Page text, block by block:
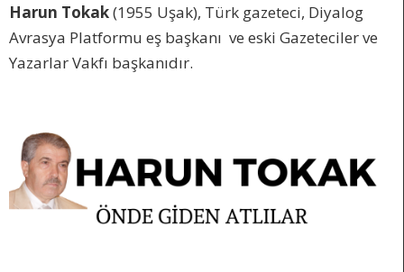
Harun Tokak(1955 Uşak), Türk gazeteci, Diyalog
Avrasya Platformu eş başkanı ve eski Gazeteciler ve
Yazarlar Vakfı başkanıdır.